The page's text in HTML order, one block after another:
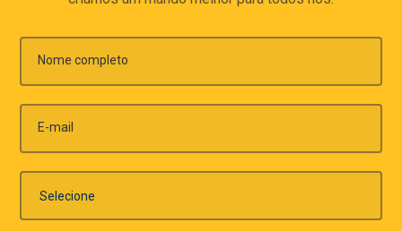
Nome completo
E-mail